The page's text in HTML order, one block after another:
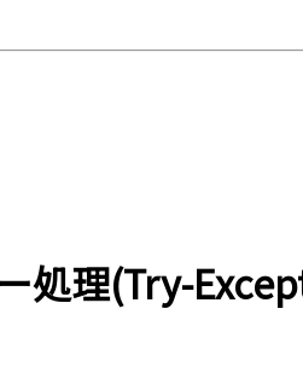
処理(Try-